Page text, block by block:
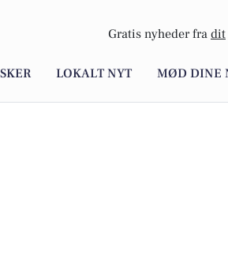
Gratis nyheder fra dit
LOKALT NYT MØD DINE